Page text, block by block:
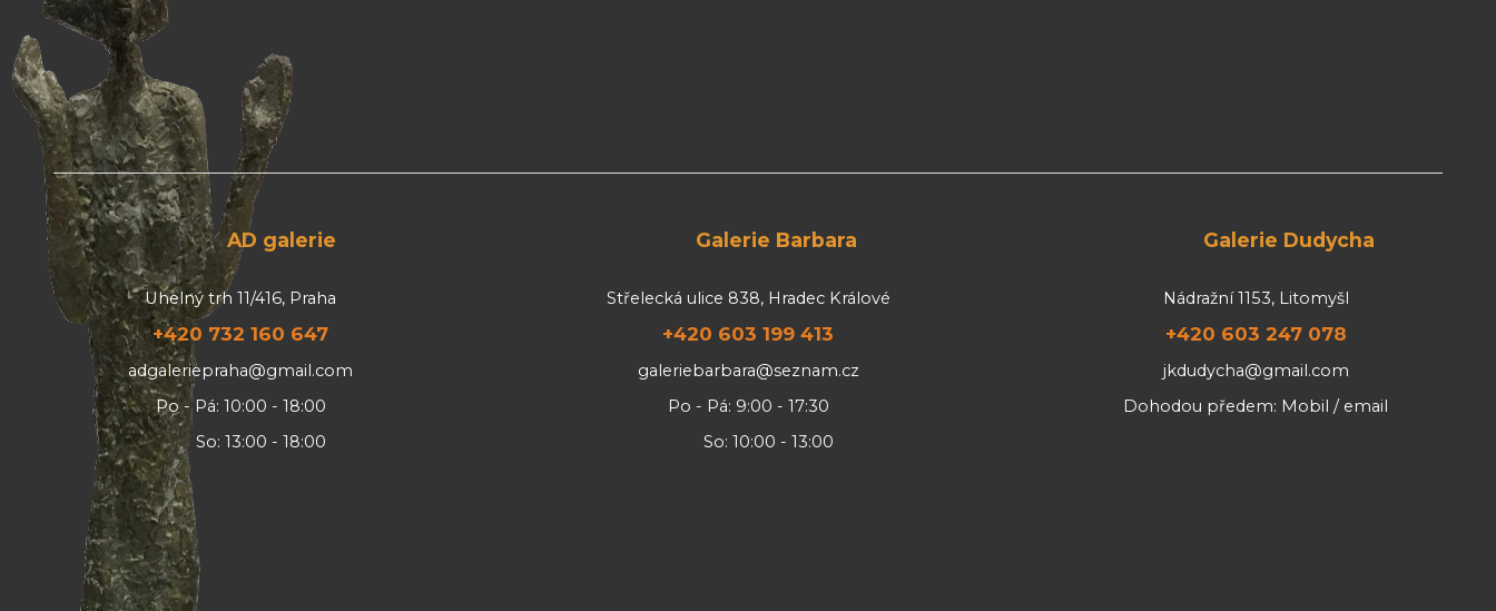
AD galerie
Uhelný trh 11/416, Praha
+420 732 160 647
adgaleriepraha@gmail.com
Po - Pá: 10:00 - 18:00
So: 13:00 - 18:00
Galerie Barbara
Střelecká ulice 838, Hradec Králové
+420 603 199 413
galeriebarbara@seznam.cz
Po - Pá: 9:00 - 17:30
So: 10:00 - 13:00
Galerie Dudycha
Nádražní 1153, Litomyšl
+420 603 247 078
jkdudycha@gmail.com
Dohodou předem: Mobil / email